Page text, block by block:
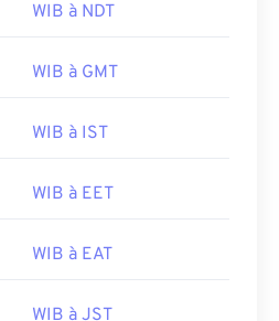
WIB à NDT
WIB à GMT
WIB à IST
WIB à EET
WIB à EAT
WIB à JST